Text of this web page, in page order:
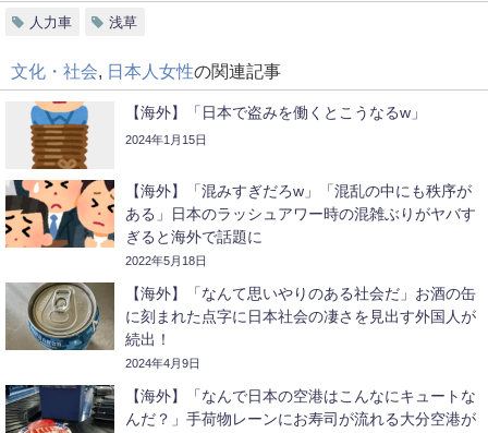
人力車 浅草
文化・社会, 日本人女性の関連記事
【海外】「日本で盗みを働くとこうなるw」
2024年1月15日
【海外】「混みすぎだろw」「混乱の中にも秩序が
ある」日本のラッシュアワー時の混雑ぶりがヤバす
ぎると海外で話題に
2022年5月18日
【海外】「なんて思いやりのある社会だ」お酒の缶
に刻まれた点字に日本社会の凄さを見出す外国人が
続出！
2024年4月9日
【海外】「なんで日本の空港はこんなにキュートな
んだ？」手荷物レーンにお寿司が流れる大分空港が